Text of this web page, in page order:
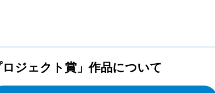
ジェクト賞」作品について